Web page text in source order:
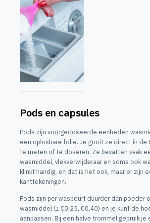
Pods en capsules
Pods zijn voorgedoseerde eenheden
een oplosbare folie. Je gooit ze direct in de
te meten of te doseren. Ze bevatten vaak
wasmiddel, vlekverwijderaar en soms ook
klinkt handig, en dat is het ook, maar er zijn
kanttekeningen.
Pods zijn per wasbeurt duurder dan poeder
wasmiddel (± €0,25, €0,40) en je kunt de
aanpassen. Bij een halve trommel gebruik je